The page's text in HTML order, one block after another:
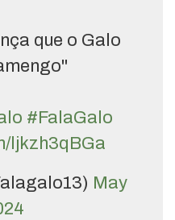
que o Galo
#FalaGalo
ljkzh3qBGa
May